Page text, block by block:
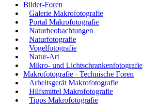
Bilder-Foren
Galerie Makrofotografie
Portal Makrofotografie
Naturbeobachtungen
Naturfotografie
Vogelfotografie
Natur-Art
Mikro- und Lichtschrankenfotografie
Makrofotografie - Technische Foren
Arbeitsgerät Makrofotografie
Hilfsmittel Makrofotografie
Tipps Makrofotografie